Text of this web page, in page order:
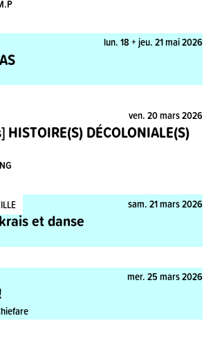
lun. 18 + jeu. 21 mai 2026
ven. 20 mars 2026
DÉCOLONIALE(S)
sam. 21 mars 2026
et danse
mer. 25 mars 2026